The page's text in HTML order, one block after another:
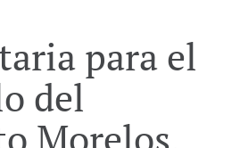
para el
del
Morelos,